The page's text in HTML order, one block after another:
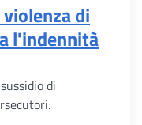
di
l'indennità
di